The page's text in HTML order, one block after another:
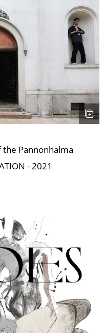
Pannonhalma
- 2021